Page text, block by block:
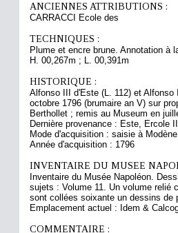
ANCIENNES ATTRIBUTIONS :
CARRACCI Ecole des
TECHNIQUES :
Plume et encre brune. Annotation à
H. 00,267m ; L. 00,391m
HISTORIQUE :
Alfonso III d'Este (L. 112) et
octobre 1796 (brumaire an V) sur
Berthollet ; remis au Museum en
Dernière provenance : Este, Ercole
Mode d'acquisition : saisie à Modène
Année d'acquisition : 1796
INVENTAIRE DU MUSEE
Inventaire du Musée Napoléon.
sujets : Volume 11. Un volume relié
sont collées soixante un dessins de
Emplacement actuel : Idem &
COMMENTAIRE :